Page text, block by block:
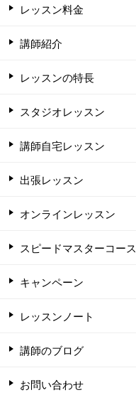
レッスン料金
講師紹介
レッスンの特長
スタジオレッスン
講師自宅レッスン
出張レッスン
オンラインレッスン
スピードマスターコース
キャンペーン
レッスンノート
講師のブログ
お問い合わせ